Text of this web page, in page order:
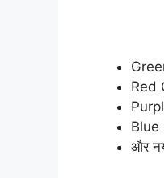
Red
Blue
और